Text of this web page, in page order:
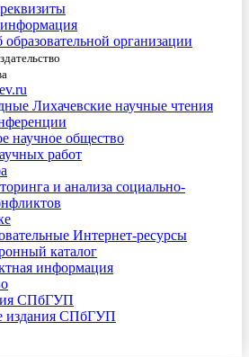
организации
Лихачевские научные чтения
научное общество
работ
и анализа социально-
Интернет-ресурсы
каталог
информация
СПбГУП
издания СПбГУП